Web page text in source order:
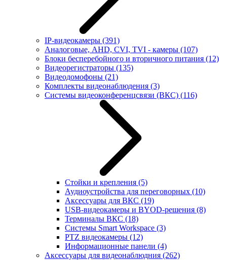
IP-видеокамеры (391)
Аналоговые, AHD, CVI, TVI - камеры (107)
Блоки бесперебойного и вторичного питания (12)
Видеорегистраторы (135)
Видеодомофоны (21)
Комплекты видеонаблюдения (3)
Системы видеоконференцсвязи (ВКС) (116)
Стойки и крепления (5)
Аудиоустройства для переговорных (10)
Аксессуары для ВКС (19)
USB-видеокамеры и BYOD-решения (8)
Терминалы ВКС (18)
Системы Smart Workspace (3)
PTZ видеокамеры (12)
Информационные панели (4)
Аксессуары для видеонаблюдния (262)